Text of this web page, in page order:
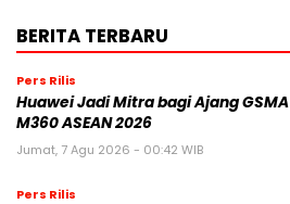
BERITA TERBARU
Pers Rilis
Huawei Jadi Mitra bagi Ajang GSMA
M360 ASEAN 2026
Jumat, 7 Agu 2026 - 00:42 WIB
Pers Rilis